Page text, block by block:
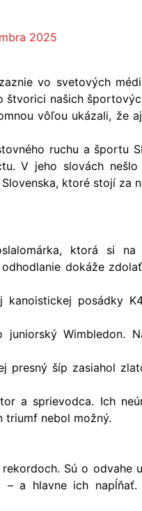
2025
vo svetových
štvorici našich
vôľou ukázali, že
ruchu a športu
V jeho slovách
ktoré stojí za
ktorá si na
dokáže
kanoistickej posádky
Wimbledon.
presný šíp zasiahol
a sprievodca. Ich
triumf nebol možný.
Sú o odvahe
a hlavne ich napĺňať.